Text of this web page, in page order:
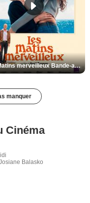
Les Matins merveilleux Bande-annonce VF
manquer
Cinéma
Balasko